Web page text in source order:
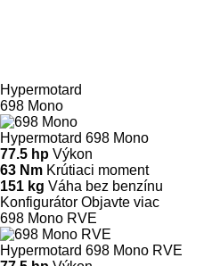
Hypermotard
698 Mono
Hypermotard 698 Mono
77.5 hp Výkon
63 Nm Krútiaci moment
151 kg Váha bez benzínu
Konfigurátor Objavte viac
698 Mono RVE
Hypermotard 698 Mono RVE